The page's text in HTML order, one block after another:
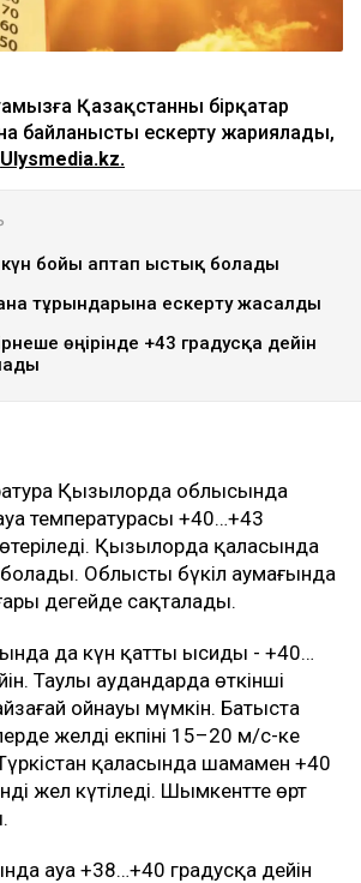
Қазақстанның бірқатар
байланысты ескерту жариялады,
Ulysmedia.kz.
бойы аптап ыстық болады
тұрғындарына ескерту жасалды
өңірінде +43 градусқа дейін
Қызылорда облысында
температурасы +40…+43
Қызылорда қаласында
Облыстың бүкіл аумағында
деңгейде сақталады.
да күн қатты ысиды - +40…
Таулы аудандарда өткінші
ойнауы мүмкін. Батыста
желдің екпіні 15–20 м/с-ке
қаласында шамамен +40
жел күтіледі. Шымкентте өрт
ауа +38…+40 градусқа дейін